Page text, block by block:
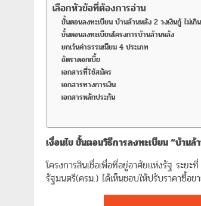
เลือกหัวข้อที่ต้องการอ่าน
ขั้นตอนลงทะเบียน บ้านล้านหลัง 2 วงเงินกู้ ไม่เ
ขั้นตอนลงทะเบียนโครงการบ้านล้านหลัง
ยกเว้นค่าธรรมเนียม 4 ประเภท
อัตราดอกเบี้ย
เอกสารที่ใช้สมัคร
เอกสารทางการเงิน
เอกสารหลักประกัน
เงื่อนไขขั้นตอนวิธีการลงทะเบียน“บ้านล้
โครงการสินเชื่อเพื่อที่อยู่อาศัยแห่งรัฐ ระย
รัฐมนตรี(ครม.) ได้เห็นชอบให้ปรับราคาซื้